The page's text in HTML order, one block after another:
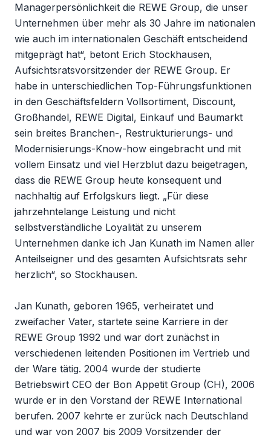
Managerpersönlichkeit die REWE Group, die unser
Unternehmen über mehr als 30 Jahre im nationalen
wie auch im internationalen Geschäft entscheidend
mitgeprägt hat“, betont Erich Stockhausen,
Aufsichtsratsvorsitzender der REWE Group. Er
habe in unterschiedlichen Top-Führungsfunktionen
in den Geschäftsfeldern Vollsortiment, Discount,
Großhandel, REWE Digital, Einkauf und Baumarkt
sein breites Branchen-, Restrukturierungs- und
Modernisierungs-Know-how eingebracht und mit
vollem Einsatz und viel Herzblut dazu beigetragen,
dass die REWE Group heute konsequent und
nachhaltig auf Erfolgskurs liegt. „Für diese
jahrzehntelange Leistung und nicht
selbstverständliche Loyalität zu unserem
Unternehmen danke ich Jan Kunath im Namen aller
Anteilseigner und des gesamten Aufsichtsrats sehr
herzlich“, so Stockhausen.
Jan Kunath, geboren 1965, verheiratet und
zweifacher Vater, startete seine Karriere in der
REWE Group 1992 und war dort zunächst in
verschiedenen leitenden Positionen im Vertrieb und
der Ware tätig. 2004 wurde der studierte
Betriebswirt CEO der Bon Appetit Group (CH), 2006
wurde er in den Vorstand der REWE International
berufen. 2007 kehrte er zurück nach Deutschland
und war von 2007 bis 2009 Vorsitzender der